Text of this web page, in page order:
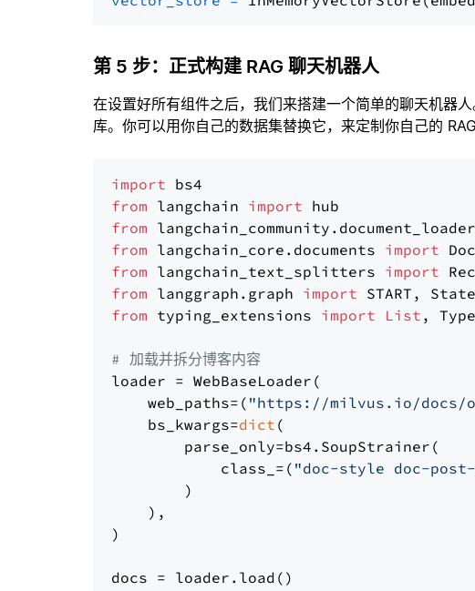
第 5 步：正式构建 RAG 聊天机器人
在设置好所有组件之后，我们来搭建一个简单的聊天机器人
库。你可以用你自己的数据集替换它，来定制你自己的
import
from langchain import
from
from langchain_core.documents import
from langchain_text_splitters import
from langgraph.graph import
from typing_extensions import List ,
# 加载并拆分博客内容
loader = WebBaseLoader(
    web_paths=(
"https://milvus.io/docs/
    bs_kwargs=
dict (
        parse_only=bs4.SoupStrainer(
            class_=(
"doc-style doc-
        )
    ),
)
docs = loader.load()